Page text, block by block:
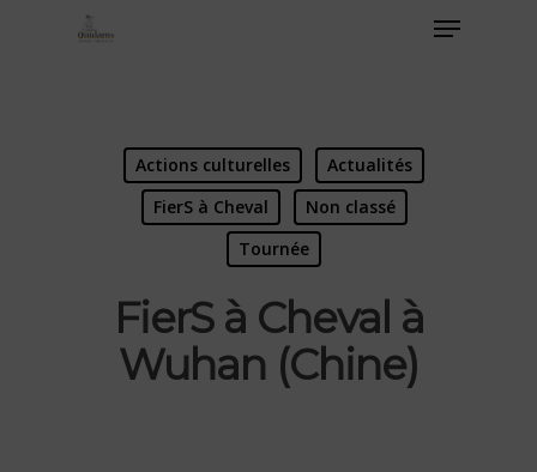
Actions culturelles
Actualités
FierS à Cheval
Non classé
Tournée
FierS à Cheval à
Wuhan (Chine)